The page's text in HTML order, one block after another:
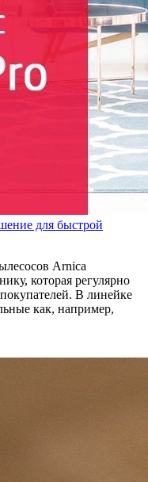
для быстрой
Arnica
которая регулярно
В линейке
как, например,